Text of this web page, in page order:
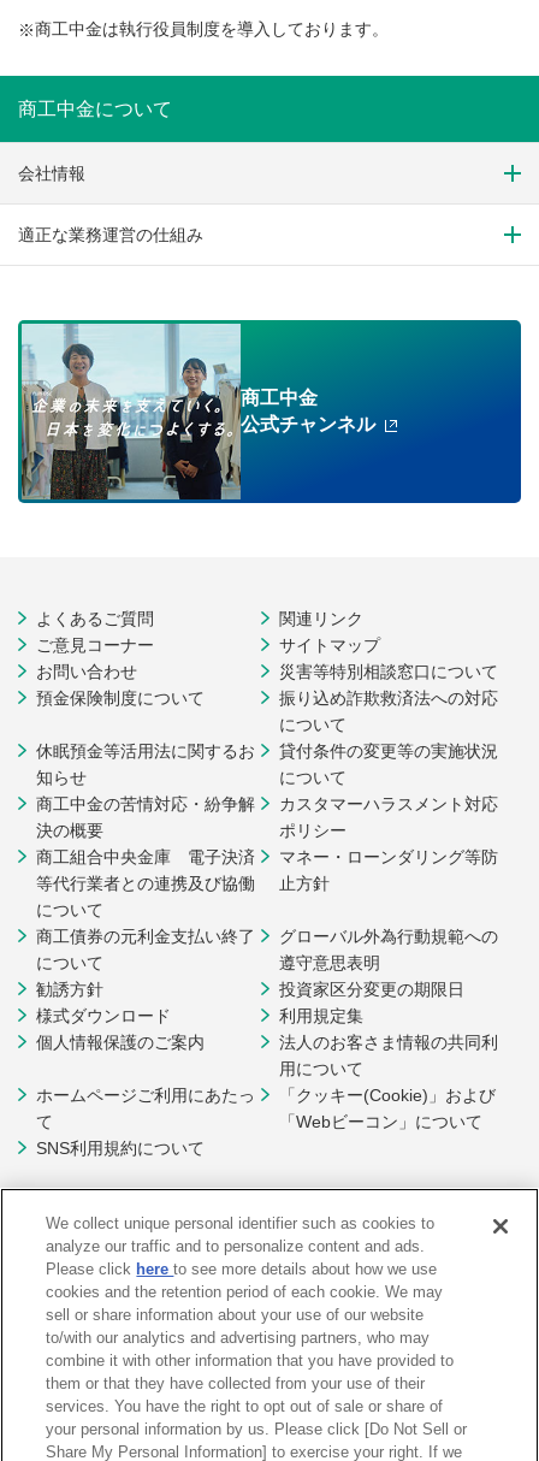
※商工中金は執行役員制度を導入しております。
商工中金について
会社情報
適正な業務運営の仕組み
商工中金
公式チャンネル
よくあるご質問
関連リンク
ご意見コーナー
サイトマップ
お問い合わせ
災害等特別相談窓口について
預金保険制度について
振り込め詐欺救済法への対応
について
休眠預金等活用法に関するお
知らせ
貸付条件の変更等の実施状況
について
商工中金の苦情対応・紛争解
決の概要
カスタマーハラスメント対応
ポリシー
商工組合中央金庫 電子決済
等代行業者との連携及び協働
について
マネー・ローンダリング等防
止方針
商工債券の元利金支払い終了
について
グローバル外為行動規範への
遵守意思表明
勧誘方針
投資家区分変更の期限日
様式ダウンロード
利用規定集
個人情報保護のご案内
法人のお客さま情報の共同利
用について
ホームページご利用にあたっ
て
「クッキー(Cookie)」および
「Webビーコン」について
SNS利用規約について
We collect unique personal identifier such as cookies to
analyze our traffic and to personalize content and ads.
Please click hereto see more details about how we use
cookies and the retention period of each cookie. We may
sell or share information about your use of our website
to/with our analytics and advertising partners, who may
combine it with other information that you have provided to
them or that they have collected from your use of their
services. You have the right to opt out of sale or share of
your personal information by us. Please click [Do Not Sell or
Share My Personal Information] to exercise your right. If we